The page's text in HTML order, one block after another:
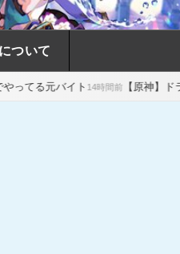
ついて
時間前【原神】ドラスパの宝箱の最